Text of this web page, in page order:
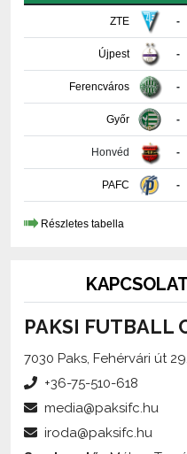
Újpest
Ferencváros
Győr
Honvéd
PAFC
Részletes tabella
PAKSI FUTBALL
7030 Paks, Fehérvári út